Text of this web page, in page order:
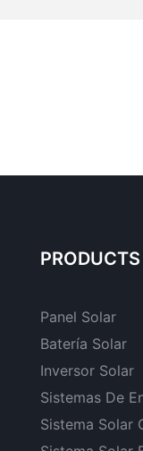
PRODUCTS
Panel Solar
Batería Solar
Inversor Solar
Sistemas De
Sistema Solar